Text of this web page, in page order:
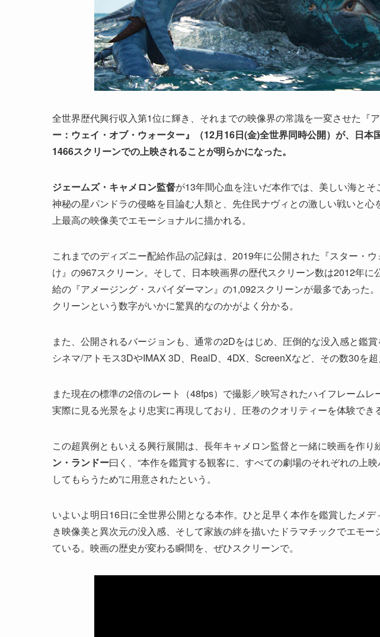
全世界歴代興行収入第1位に輝き、それまでの映像界の常識を一変させた『
ー：ウェイ・オブ・ウォーター』（12月16日(金)全世界同時公開）が、日本
1466スクリーンでの上映されることが明らかになった。
ジェームズ・キャメロン監督が13年間心血を注いだ本作では、美しい海とそ
神秘の星パンドラの侵略を目論む人類と、先住民ナヴィとの激しい戦いと心
上最高の映像美でエモーショナルに描かれる。
これまでのディズニー配給作品の記録は、2019年に公開された『スター・
け』の967スクリーン。そして、日本映画界の歴代スクリーン数は2012年
給の『アメージング・スパイダーマン』の1,092スクリーンが最多であった
クリーンという数字がいかに驚異的なのかがよく分かる。
また、公開されるバージョンも、通常の2Dをはじめ、圧倒的な没入感と鑑
シネマ/アトモス3DやIMAX 3D、RealD、4DX、ScreenXなど、その数30を超
また現在の標準の2倍のレート（48fps）で撮影／映写されたハイフレーム
実際に見る光景をより忠実に再現しており、圧巻のクオリティーを体験でき
この超異例ともいえる興行展開は、長年キャメロン監督と一緒に映画を作
ン・ランドー曰く、“本作を鑑賞する観客に、すべての劇場のそれぞれの上
してもらうため”に用意されたという。
いよいよ明日16日に全世界公開となる本作。ひと足早く本作を鑑賞したメ
き映像美と異次元の没入感、そして家族の絆を描いたドラマチックでエモ
ている。映画の歴史が変わる瞬間を、ぜひスクリーンで。